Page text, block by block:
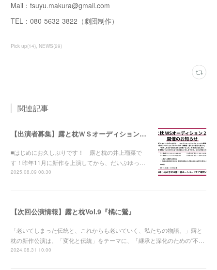
Mail：tsuyu.makura@gmail.com
TEL：080-5632-3822（劇団制作）
Pick up(14) NEWS(29)
関連記事
【出演者募集】露と枕ＷＳオーディション2025開催！
■はじめにお久しぶりです！ 露と枕の井上瑠菜で
す！昨年11月に新作を上演してから、だいぶゆっ…
2025.08.09 08:30
【次回公演情報】露と枕Vol.9『橘に鶯』
「老いてしまった伝統と、これからも老いていく、私たちの物語。」露と
枕の新作公演は、「変化と伝統」をテーマに、「継承と深化のための“不…
2024.08.31 10:00